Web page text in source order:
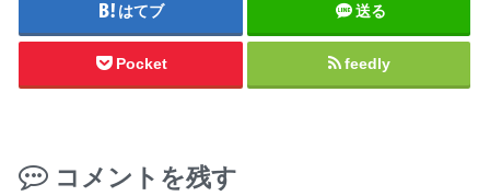
はてブ 送る
Pocket feedly
コメントを残す